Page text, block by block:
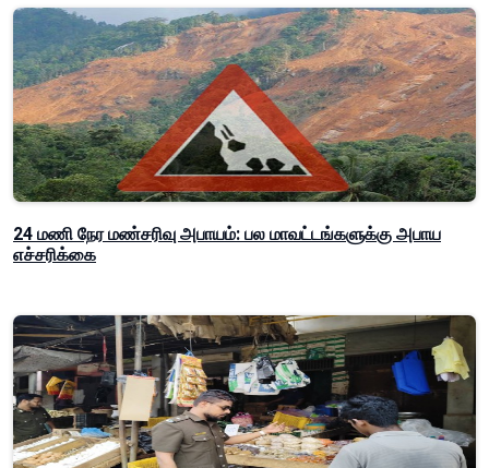
24 மணி நேர மண்சரிவு அபாயம்: பல மாவட்டங்களுக்கு அபாய
எச்சரிக்கை